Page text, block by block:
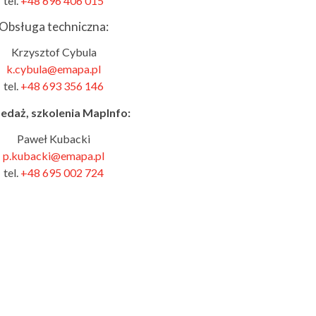
techniczna:
Krzysztof Cybula
k.cybula@emapa.pl
tel. +48 693 356 146
szkolenia MapInfo:
Paweł Kubacki
p.kubacki@emapa.pl
tel. +48 695 002 724